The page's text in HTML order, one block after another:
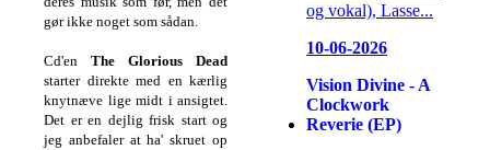
gør ikke noget som sådan.
Cd'en The Glorious Dead
starter direkte med en kærlig
knytnæve lige midt i ansigtet.
Det er en dejlig frisk start og
jeg anbefaler at ha' skruet op
og vokal), Lasse...
10-06-2026
Vision Divine - A
Clockwork
Reverie (EP)